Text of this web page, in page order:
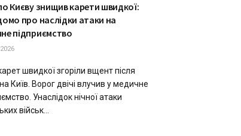
Києву знищив карети швидкої:
про наслідки атаки на
підприємство
швидкої згоріли вщент після
Київ. Ворог двічі влучив у медичне
Унаслідок нічної атаки
військ...